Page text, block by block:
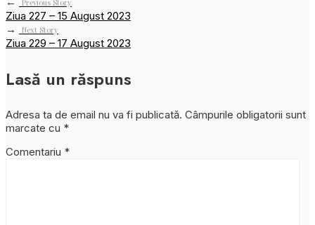
Previous Story
Ziua 227 – 15 August 2023
→
Next Story
Ziua 229 – 17 August 2023
Lasă un răspuns
Adresa ta de email nu va fi publicată. Câmpurile obligatorii sunt
marcate cu *
Comentariu *